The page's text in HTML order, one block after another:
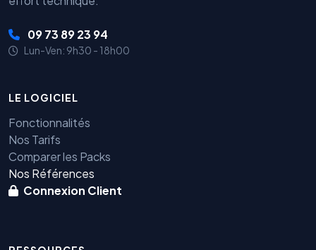
09 73 89 23 94
Lun-Ven: 9h30 - 18h00
LE LOGICIEL
Fonctionnalités
Nos Tarifs
Comparer les Packs
Nos Références
Connexion Client